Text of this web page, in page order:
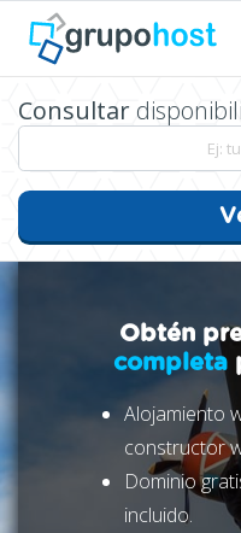
Consultar
Obtén
completa
Alojamiento
constructor
Dominio
incluido.